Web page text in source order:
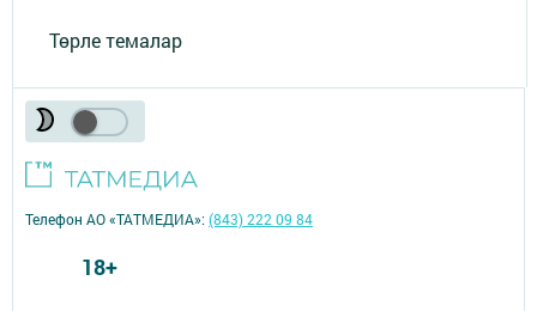
Төрле темалар
Телефон АО «ТАТМЕДИА»:(843) 222 09 84
18+